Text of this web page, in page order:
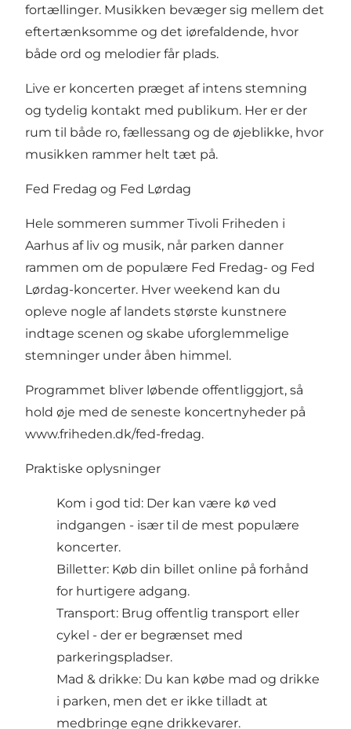
fortællinger. Musikken bevæger sig mellem det
eftertænksomme og det iørefaldende, hvor
både ord og melodier får plads.
Live er koncerten præget af intens stemning
og tydelig kontakt med publikum. Her er der
rum til både ro, fællessang og de øjeblikke, hvor
musikken rammer helt tæt på.
Fed Fredag og Fed Lørdag
Hele sommeren summer Tivoli Friheden i
Aarhus af liv og musik, når parken danner
rammen om de populære Fed Fredag- og Fed
Lørdag-koncerter. Hver weekend kan du
opleve nogle af landets største kunstnere
indtage scenen og skabe uforglemmelige
stemninger under åben himmel.
Programmet bliver løbende offentliggjort, så
hold øje med de seneste koncertnyheder på
www.friheden.dk/fed-fredag.
Praktiske oplysninger
Kom i god tid: Der kan være kø ved
indgangen - især til de mest populære
koncerter.
Billetter: Køb din billet online på forhånd
for hurtigere adgang.
Transport: Brug offentlig transport eller
cykel - der er begrænset med
parkeringspladser.
Mad & drikke: Du kan købe mad og drikke
i parken, men det er ikke tilladt at
medbringe egne drikkevarer.